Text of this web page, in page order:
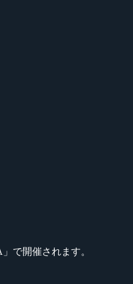
で開催されます。